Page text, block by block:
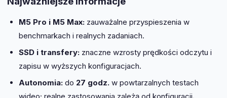
M5 Pro i M5 Max:zauważalne przyspieszenia w
benchmarkach i realnych zadaniach.
SSD i transfery:znaczne wzrosty prędkości odczytu i
zapisu w wyższych konfiguracjach.
Autonomia:do 27 godz.w powtarzalnych testach
wideo; realne zastosowania zależą od konfiguracji.